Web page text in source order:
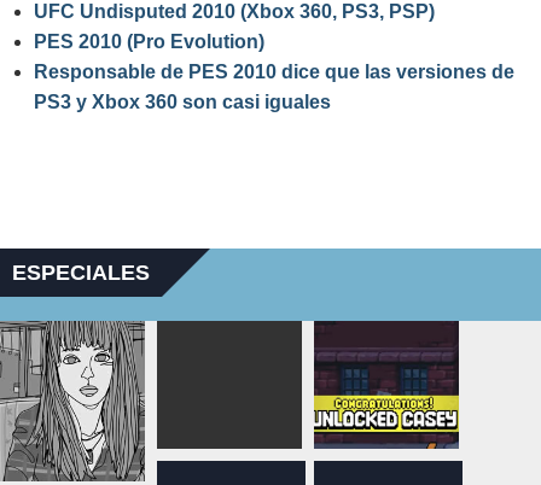
UFC Undisputed 2010 (Xbox 360, PS3, PSP)
PES 2010 (Pro Evolution)
Responsable de PES 2010 dice que las versiones de
PS3 y Xbox 360 son casi iguales
ESPECIALES